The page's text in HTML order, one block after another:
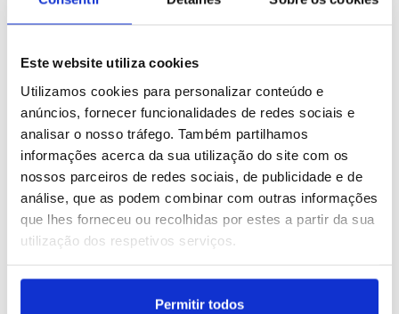
Este website utiliza cookies
Utilizamos cookies para personalizar conteúdo e
anúncios, fornecer funcionalidades de redes sociais e
analisar o nosso tráfego. Também partilhamos
informações acerca da sua utilização do site com os
nossos parceiros de redes sociais, de publicidade e de
análise, que as podem combinar com outras informações
que lhes forneceu ou recolhidas por estes a partir da sua
utilização dos respetivos serviços.
Permitir todos
Aeroporto: Pinto Luz
destaca papel de Luís
Neves na redução dos
tempos nas fronteiras
(editado)
ID: 47502378